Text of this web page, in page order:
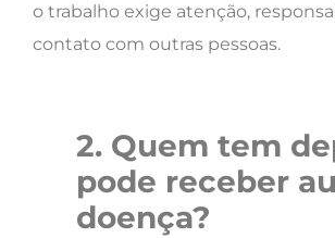
o trabalho exige atenção,
contato com outras pessoas.
2. Quem tem
pode receber
doença?